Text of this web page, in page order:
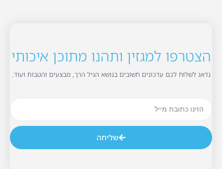
הצטרפו למגזין ותהנו מתוכן איכותי
נדאג לשלוח לכם עדכונים חשובים בנושא הגיל הרך, מבצעים והטבות ועוד.
שליחה